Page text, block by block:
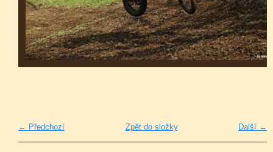
← Předchozí Další →
Zpět do složky